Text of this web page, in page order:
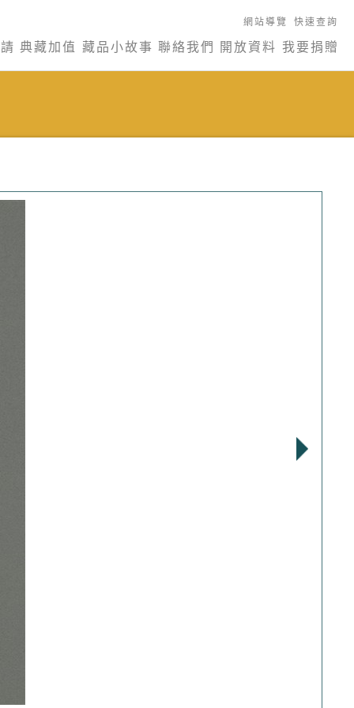
網站導覽 快速查詢
典藏加值 藏品小故事 聯絡我們 開放資料 我要捐贈